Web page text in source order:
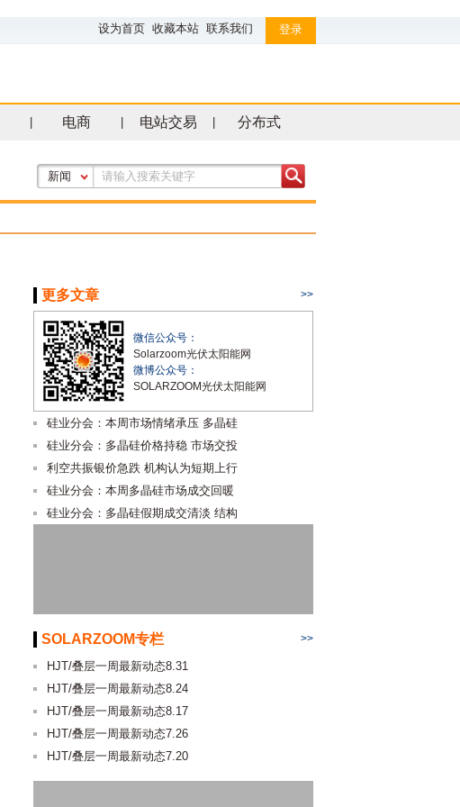
设为首页 收藏本站 联系我们 登录
电商 电站交易 分布式
新闻
更多文章 >>
微信公众号：
Solarzoom光伏太阳能网
微博公众号：
SOLARZOOM光伏太阳能网
硅业分会：本周市场情绪承压 多晶硅
硅业分会：多晶硅价格持稳 市场交投
利空共振银价急跌 机构认为短期上行
硅业分会：本周多晶硅市场成交回暖
硅业分会：多晶硅假期成交清淡 结构
SOLARZOOM专栏 >>
HJT/叠层一周最新动态8.31
HJT/叠层一周最新动态8.24
HJT/叠层一周最新动态8.17
HJT/叠层一周最新动态7.26
HJT/叠层一周最新动态7.20